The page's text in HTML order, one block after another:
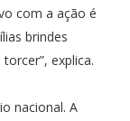
com a ação é
brindes
explica.
nacional. A